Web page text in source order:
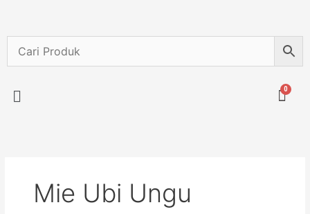
konten
Menu
Mie Ubi Ungu